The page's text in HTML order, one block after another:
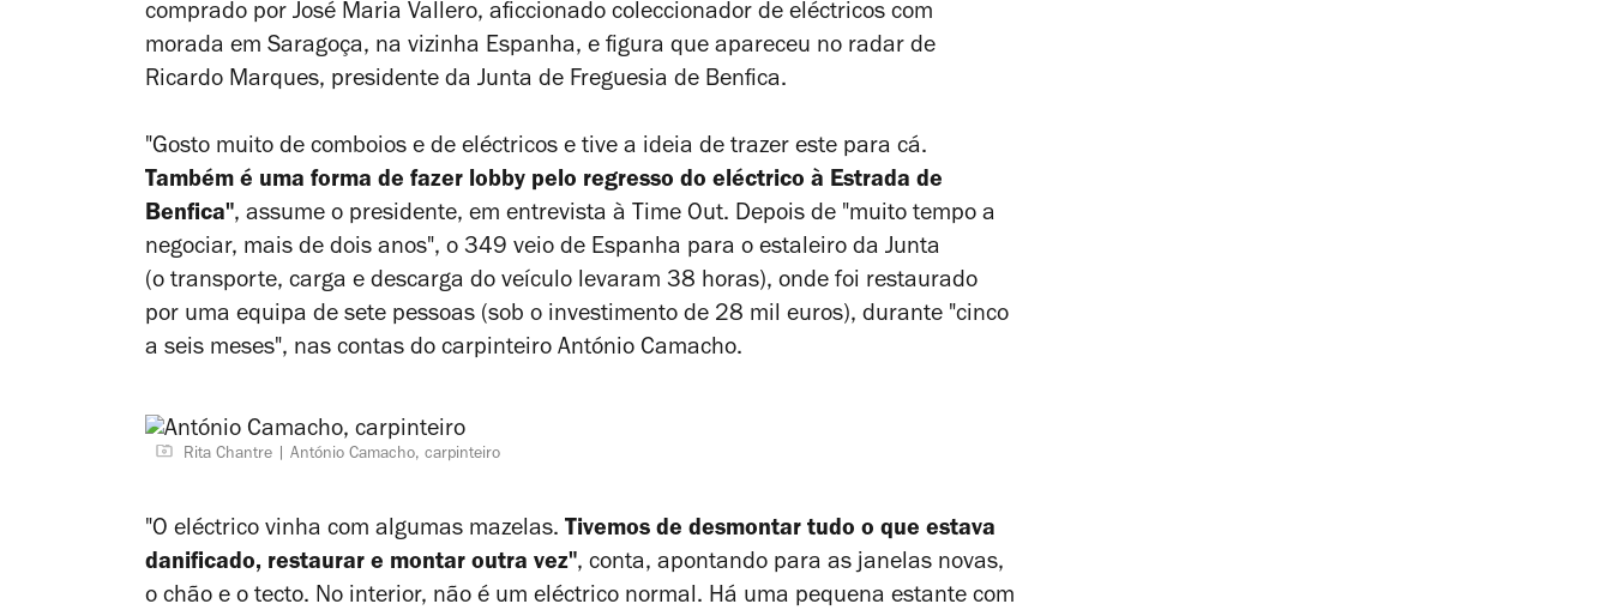
comprado por José Maria Vallero, aficcionado coleccionador de eléctricos com
morada em Saragoça, na vizinha Espanha, e figura que apareceu no radar de
Ricardo Marques, presidente da Junta de Freguesia de Benfica.
"Gosto muito de comboios e de eléctricos e tive a ideia de trazer este para cá.
Também é uma forma de fazer lobby pelo regresso do eléctrico à Estrada de
Benfica", assume o presidente, em entrevista à Time Out. Depois de "muito tempo a
negociar, mais de dois anos", o 349 veio de Espanha para o estaleiro da Junta
(o transporte, carga e descarga do veículo levaram 38 horas), onde foi restaurado
por uma equipa de sete pessoas (sob o investimento de 28 mil euros), durante "cinco
a seis meses", nas contas do carpinteiro António Camacho.
Rita Chantre António Camacho, carpinteiro
"O eléctrico vinha com algumas mazelas. Tivemos de desmontar tudo o que estava
danificado, restaurar e montar outra vez", conta, apontando para as janelas novas,
o chão e o tecto. No interior, não é um eléctrico normal. Há uma pequena estante com